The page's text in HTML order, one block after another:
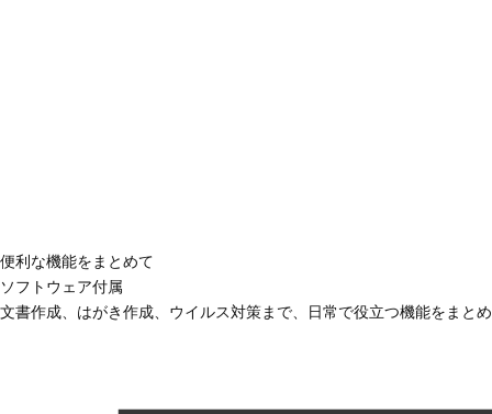
便利な機能をまとめて
ソフトウェア付属
文書作成、はがき作成、ウイルス対策まで、日常で役立つ機能をまと